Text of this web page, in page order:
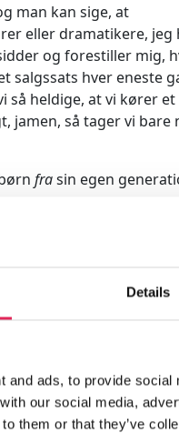
Details
and ads, to provide
our social media,
them or that they’ve
man kan sige, at
eller dramatikere, jeg
og forestiller mig,
salgssats hver eneste
så heldige, at vi kører et
jamen, så tager vi bare
frasin egen
lige nu henvender sig
ved at sige, at vi ikke
og hver
grad af
Det vil sige at
mere mangfoldige